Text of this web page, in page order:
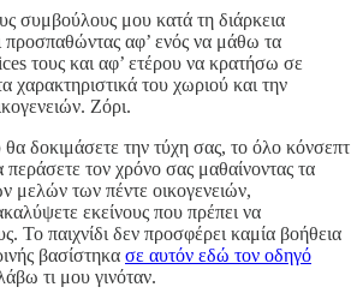
συμβούλους μου κατά τη διάρκεια
προσπαθώντας αφ’ ενός να μάθω τα
τους και αφ’ ετέρου να κρατήσω σε
χαρακτηριστικά του χωριού και την
Ζόρι.
δοκιμάσετε την τύχη σας, το όλο κόνσεπτ
τον χρόνο σας μαθαίνοντας τα
μελών των πέντε οικογενειών,
εκείνους που πρέπει να
Το παιχνίδι δεν προσφέρει καμία βοήθεια
βασίστηκα σε αυτόν εδώ τον οδηγό
τι μου γινόταν.